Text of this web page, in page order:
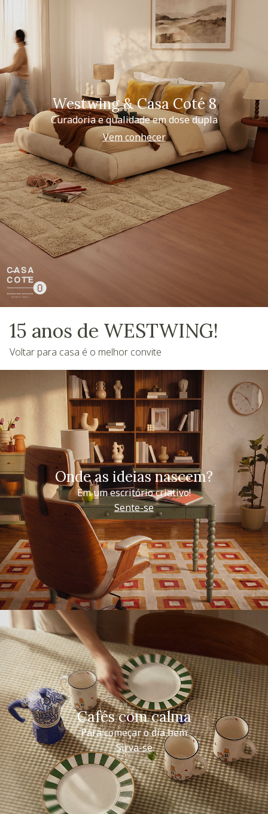
Westwing & Casa Coté 8
Curadoria e qualidade em dose dupla
Vem conhecer
15 anos de WESTWING!
Voltar para casa é o melhor convite
Onde as ideias nascem?
Em um escritório criativo!
Sente-se
Cafés com calma
Para começar o dia bem
Sirva-se